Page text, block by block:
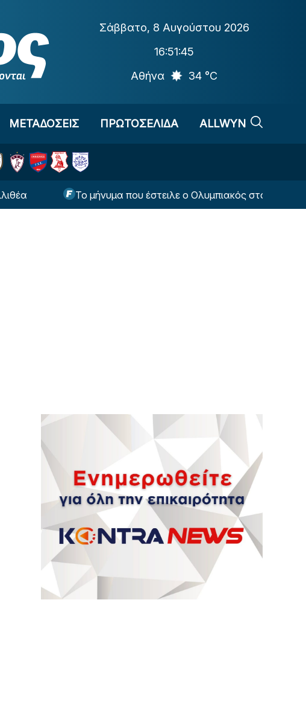
Σάββατο, 8 Αυγούστου 2026
16:51:46
Αθήνα
34 °C
ΜΕΤΑΔΟΣΕΙΣ ΠΡΩΤΟΣΕΛΙΔΑ ALLWYN
Το μήνυμα που έστειλε ο Ολυμπιακός στον Γουόκαπ